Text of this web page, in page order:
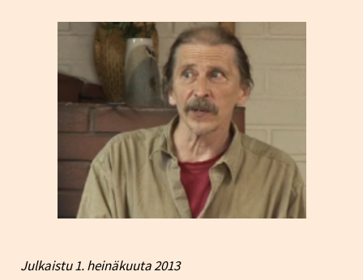
Julkaistu1. heinäkuuta 2013